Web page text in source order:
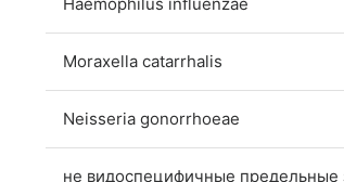
Moraxella catarrhalis
Neisseria gonorrhoeae
не видоспецифичные предельные